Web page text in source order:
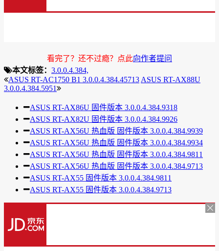
看完了？还不过瘾？点此向作者提问
本文标签： 3.0.0.4.384,
ASUS RT-AC1750 B1 3.0.0.4.384.45713ASUS RT-AX88U
3.0.0.4.384.5951
ASUS RT-AX86U 固件版本 3.0.0.4.384.9318
ASUS RT-AX82U 固件版本 3.0.0.4.384.9926
ASUS RT-AX56U 热血版 固件版本 3.0.0.4.384.9939
ASUS RT-AX56U 热血版 固件版本 3.0.0.4.384.9934
ASUS RT-AX56U 热血版 固件版本 3.0.0.4.384.9811
ASUS RT-AX56U 热血版 固件版本 3.0.0.4.384.9713
ASUS RT-AX55 固件版本 3.0.0.4.384.9811
ASUS RT-AX55 固件版本 3.0.0.4.384.9713